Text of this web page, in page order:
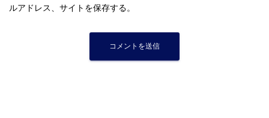
ルアドレス、サイトを保存する。